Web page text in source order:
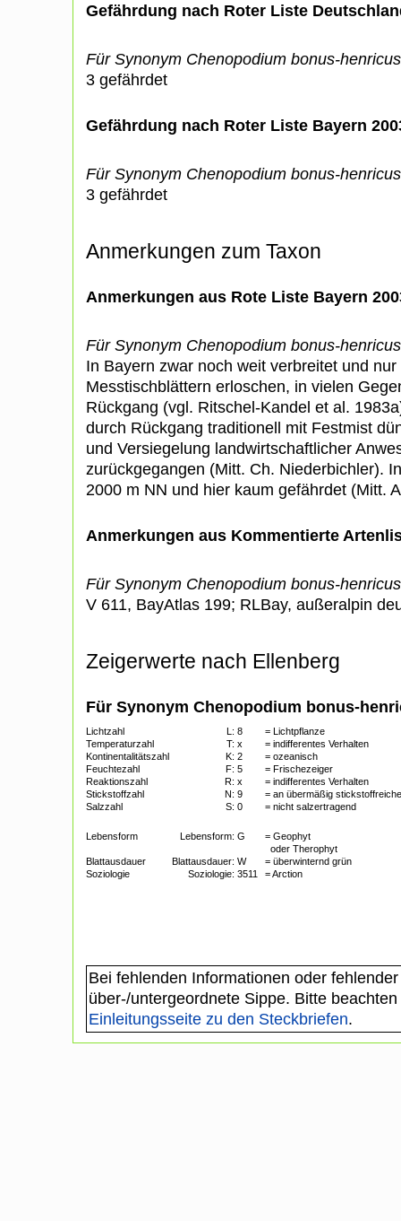
Gefährdung nach Roter Liste
Für Synonym Chenopodium bonus-
3 gefährdet
Gefährdung nach Roter Liste Bayern
Für Synonym Chenopodium bonus-
3 gefährdet
Anmerkungen zum Taxon
Anmerkungen aus Rote Liste Bayern
Für Synonym Chenopodium bonus-
In Bayern zwar noch weit verbreitet und
Messtischblättern erloschen, in vielen
Rückgang (vgl. Ritschel-Kandel et al.
durch Rückgang traditionell mit Festmist
und Versiegelung landwirtschaftlicher
zurückgegangen (Mitt. Ch. Niederbichler).
2000 m NN und hier kaum gefährdet (Mitt.
Anmerkungen aus Kommentierte
Für Synonym Chenopodium bonus-
V 611, BayAtlas 199; RLBay, außeralpin
Zeigerwerte nach Ellenberg
Für Synonym Chenopodium bonus-
Lichtzahl L: 8
= Lichtpflanze
Temperaturzahl
T: x
= indifferentes Verhalten
Kontinentalitätszahl
K: 2
= ozeanisch
Feuchtezahl
F: 5
= Frischezeiger
Reaktionszahl
R: x
= indifferentes Verhalten
Stickstoffzahl
N: 9
= an übermäßig
Salzzahl
S: 0 = nicht salzertragend
Lebensform Lebensform: G
= Geophyt
oder Therophyt
Blattausdauer
Blattausdauer: W
= überwinternd grün
Soziologie
Soziologie: 3511 = Arction
Bei fehlenden Informationen oder
über-/untergeordnete Sippe. Bitte
Einleitungsseite zu den Steckbriefen.